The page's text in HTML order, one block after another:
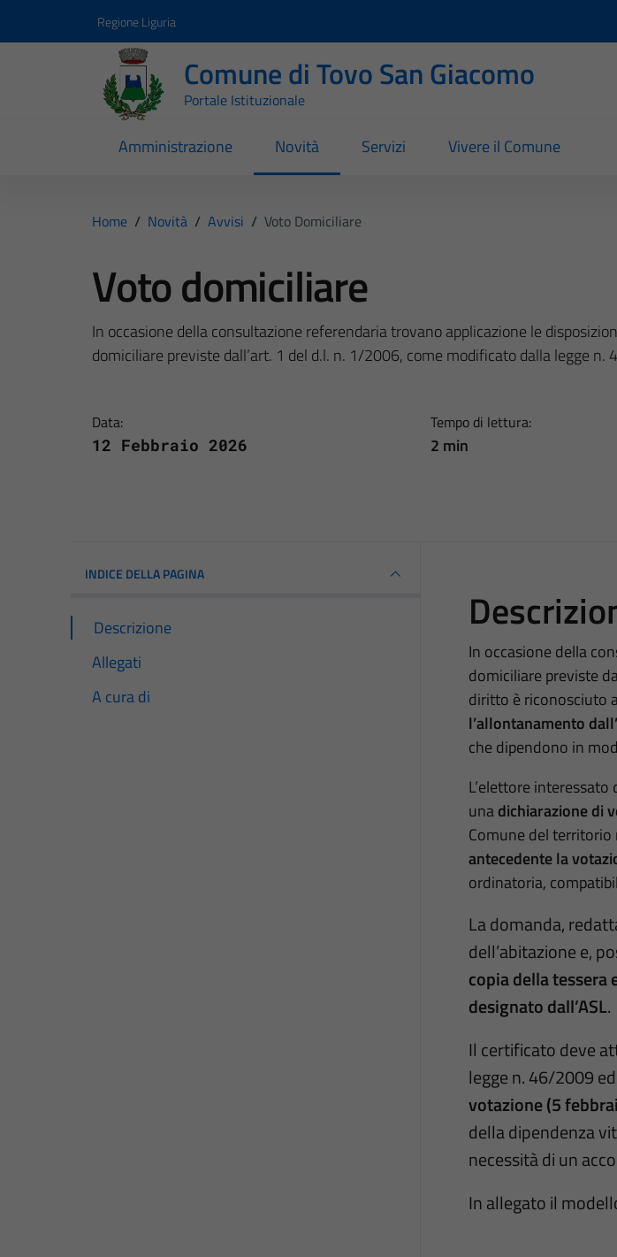
Regione Liguria
Comune di Tovo San Giacomo
Portale Istituzionale
Amministrazione Novità Servizi Vivere il Comune
Home / Novità / Avvisi / Voto Domiciliare
Voto domiciliare
In occasione della consultazione referendaria trovano applicazione le
domiciliare previste dall’art. 1 del d.l. n. 1/2006, come modificato dalla legge n.
Data:
12 Febbraio 2026
Tempo di lettura:
2 min
INDICE DELLA PAGINA
Descrizione
Allegati
A cura di
In occasione della
domiciliare previste
diritto è riconosciuto
l’allontanamento
che dipendono in
L’elettore
unadichiarazione di
Comune del territorio
antecedente la
ordinatoria,
La domanda,
dell’abitazione e,
copia della
designato dall’ASL.
Il certificato deve
legge n. 46/2009
votazione (5
della dipendenza
necessità di un
In allegato il